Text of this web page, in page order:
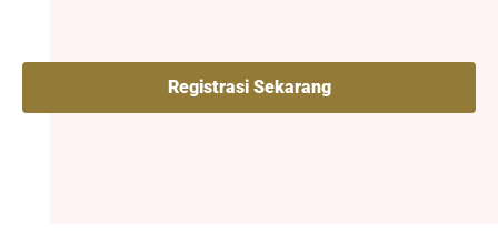
Registrasi Sekarang